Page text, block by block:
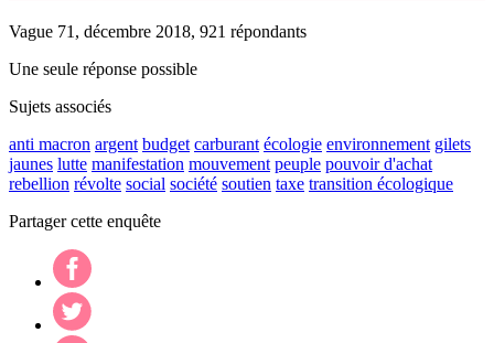
Vague 71, décembre 2018, 921 répondants
Une seule réponse possible
Sujets associés
anti macron argent budget carburant écologie environnement gilets
jaunes lutte manifestation mouvement peuple pouvoir d'achat
rebellion révolte social société soutien taxe transition écologique
Partager cette enquête